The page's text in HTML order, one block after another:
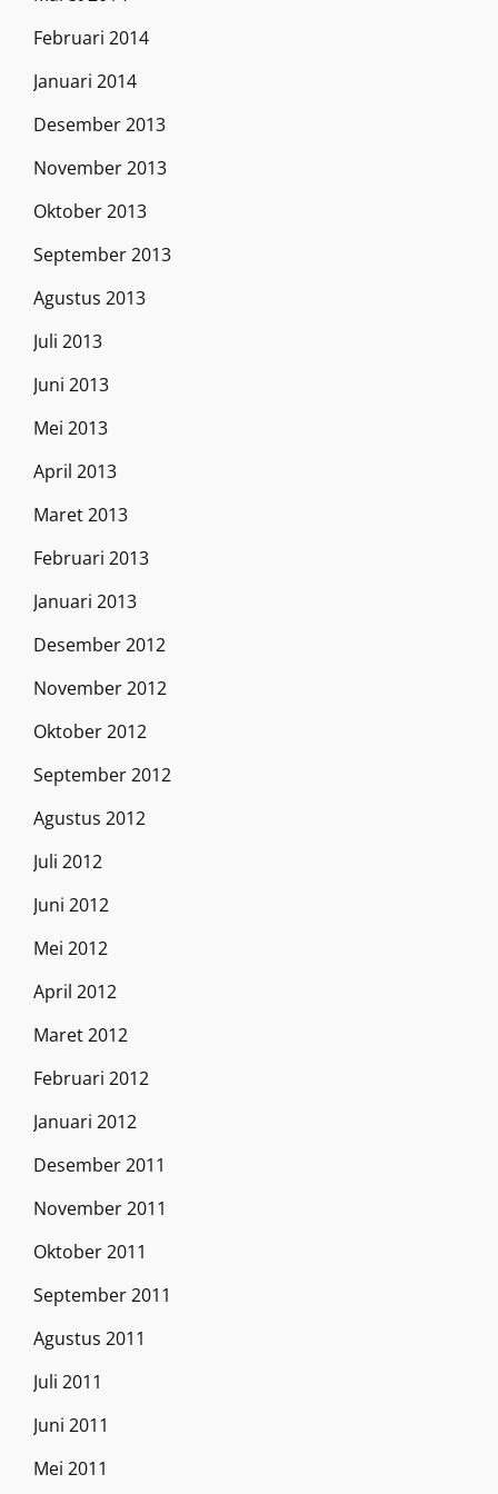
Februari 2014
Januari 2014
Desember 2013
November 2013
Oktober 2013
September 2013
Agustus 2013
Juli 2013
Juni 2013
Mei 2013
April 2013
Maret 2013
Februari 2013
Januari 2013
Desember 2012
November 2012
Oktober 2012
September 2012
Agustus 2012
Juli 2012
Juni 2012
Mei 2012
April 2012
Maret 2012
Februari 2012
Januari 2012
Desember 2011
November 2011
Oktober 2011
September 2011
Agustus 2011
Juli 2011
Juni 2011
Mei 2011